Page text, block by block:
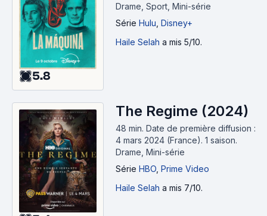
5.8
Drame, Sport, Mini-série
Série Hulu Disney+
Haile Selah a mis 5/10.
The Regime (2024)
48 min. Date de première diffusion :
4 mars 2024 (France). 1 saison.
Drame, Mini-série
Série HBO Prime Video
Haile Selah a mis 7/10.